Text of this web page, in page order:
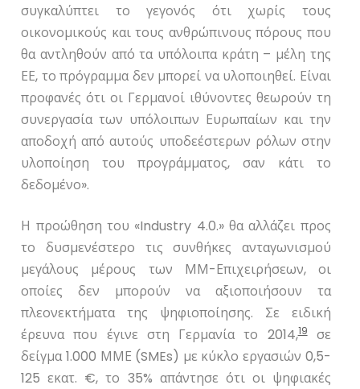
συγκαλύπτει το γεγονός ότι χωρίς τους
οικονομικούς και τους ανθρώπινους πόρους που
θα αντληθούν από τα υπόλοιπα κράτη – μέλη της
ΕΕ, το πρόγραμμα δεν μπορεί να υλοποιηθεί. Είναι
προφανές ότι οι Γερμανοί ιθύνοντες θεωρούν τη
συνεργασία των υπόλοιπων Ευρωπαίων και την
αποδοχή από αυτούς υποδεέστερων ρόλων στην
υλοποίηση του προγράμματος, σαν κάτι το
δεδομένο».
Η προώθηση του «Industry 4.0.» θα αλλάζει προς
το δυσμενέστερο τις συνθήκες ανταγωνισμού
μεγάλους μέρους των ΜΜ-Επιχειρήσεων, οι
οποίες δεν μπορούν να αξιοποιήσουν τα
πλεονεκτήματα της ψηφιοποίησης. Σε ειδική
έρευνα που έγινε στη Γερμανία το 2014,19σε
δείγμα 1.000 ΜΜΕ (SMEs) με κύκλο εργασιών 0,5-
125 εκατ. €, το 35% απάντησε ότι οι ψηφιακές